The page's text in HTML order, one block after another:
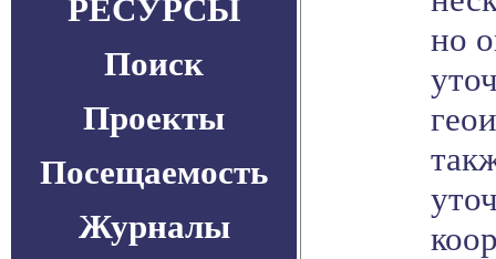
РЕСУРСЫ
Поиск
Проекты
Посещаемость
Журналы
но